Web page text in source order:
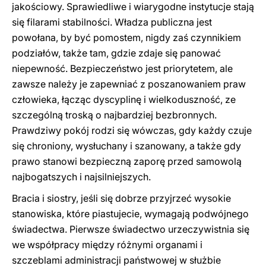
jakościowy. Sprawiedliwe i wiarygodne instytucje stają
się filarami stabilności. Władza publiczna jest
powołana, by być pomostem, nigdy zaś czynnikiem
podziałów, także tam, gdzie zdaje się panować
niepewność. Bezpieczeństwo jest priorytetem, ale
zawsze należy je zapewniać z poszanowaniem praw
człowieka, łącząc dyscyplinę i wielkoduszność, ze
szczególną troską o najbardziej bezbronnych.
Prawdziwy pokój rodzi się wówczas, gdy każdy czuje
się chroniony, wysłuchany i szanowany, a także gdy
prawo stanowi bezpieczną zaporę przed samowolą
najbogatszych i najsilniejszych.
Bracia i siostry, jeśli się dobrze przyjrzeć wysokie
stanowiska, które piastujecie, wymagają podwójnego
świadectwa. Pierwsze świadectwo urzeczywistnia się
we współpracy między różnymi organami i
szczeblami administracji państwowej w służbie